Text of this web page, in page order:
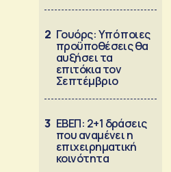
2 Γουόρς: Υπό ποιες
προϋποθέσεις θα
αυξήσει τα
επιτόκια τον
Σεπτέμβριο
3 ΕΒΕΠ: 2+1 δράσεις
που αναμένει η
επιχειρηματική
κοινότητα